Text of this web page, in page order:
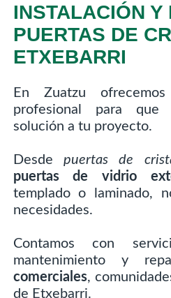
INSTALACIÓN Y
PUERTAS DE
ETXEBARRI
En Zuatzu
profesional para que
solución a tu proyecto.
Desdepuertas de
puertas de vidrio
templado o laminado,
necesidades.
Contamos con
mantenimiento y
comerciales,
de Etxebarri.